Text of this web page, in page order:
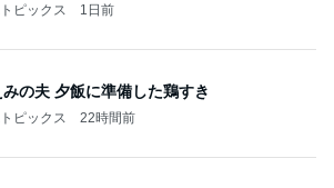
ピックス 1日前
の夫 夕飯に準備した鶏すき
ピックス 22時間前